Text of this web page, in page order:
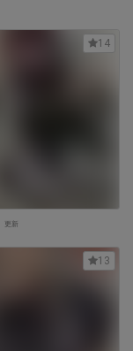
更新
14
13